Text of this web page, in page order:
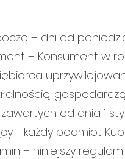
– dni od
– Konsument w
od dnia 1
- każdy podmiot
– niniejszy